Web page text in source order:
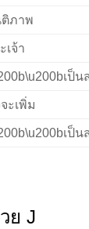
ภาพ
เจ้า
เป็น
ะเพิ่ม
เป็น
ย J